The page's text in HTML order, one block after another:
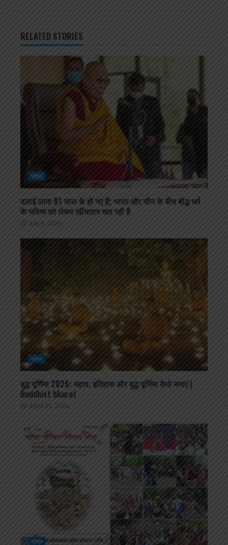
RELATED STORIES
सोशल
दलाई लामा 91 साल के हो गए हैं; भारत और चीन के बीच बौद्ध धर्म
के भविष्य को लेकर खींचतान चल रही है
July 8, 2026
सोशल
बुद्ध पूर्णिमा 2026: महत्व, इतिहास और बुद्ध पूर्णिमा कैसे मनाएं |
Buddhist bharat
April 21, 2026
सोशल